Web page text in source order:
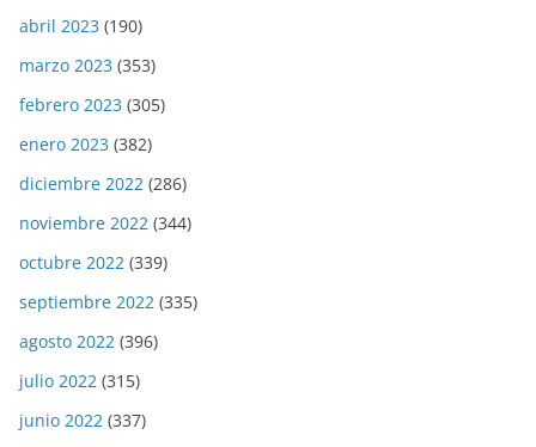
abril 2023 (190)
marzo 2023 (353)
febrero 2023 (305)
enero 2023 (382)
diciembre 2022 (286)
noviembre 2022 (344)
octubre 2022 (339)
septiembre 2022 (335)
agosto 2022 (396)
julio 2022 (315)
junio 2022 (337)